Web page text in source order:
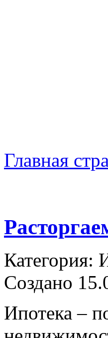
Главная
Категория:
Создано
Ипотека –